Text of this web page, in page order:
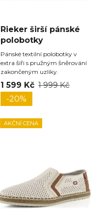
Rieker širší pánské
polobotky
Pánské textilní polobotky v
extra šíři s pružným šněrování
zakončeným uzlíky.
1 599 Kč 1 999 Kč
-20%
AKČNÍ CENA